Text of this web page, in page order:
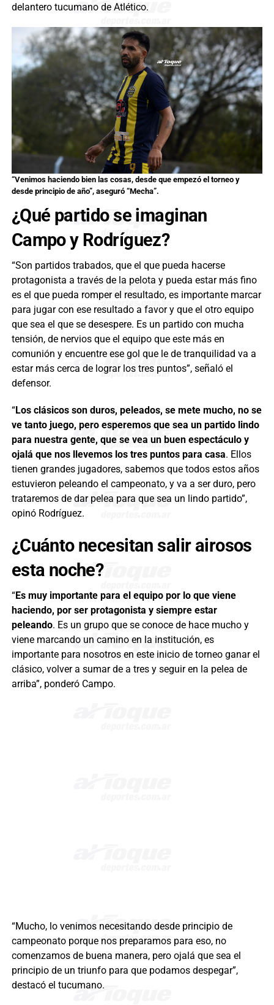
delantero tucumano de Atlético.
“Venimos haciendo bien las cosas, desde que empezó el torneo y
desde principio de año”, aseguró “Mecha”.
¿Qué partido se imaginan
Campo y Rodríguez?
“Son partidos trabados, que el que pueda hacerse
protagonista a través de la pelota y pueda estar más fino
es el que pueda romper el resultado, es importante marcar
para jugar con ese resultado a favor y que el otro equipo
que sea el que se desespere. Es un partido con mucha
tensión, de nervios que el equipo que este más en
comunión y encuentre ese gol que le de tranquilidad va a
estar más cerca de lograr los tres puntos”, señaló el
defensor.
“Los clásicos son duros, peleados, se mete mucho, no se
ve tanto juego, pero esperemos que sea un partido lindo
para nuestra gente, que se vea un buen espectáculo y
ojalá que nos llevemos los tres puntos para casa. Ellos
tienen grandes jugadores, sabemos que todos estos años
estuvieron peleando el campeonato, y va a ser duro, pero
trataremos de dar pelea para que sea un lindo partido”,
opinó Rodríguez.
¿Cuánto necesitan salir airosos
esta noche?
“Es muy importante para el equipo por lo que viene
haciendo, por ser protagonista y siempre estar
peleando. Es un grupo que se conoce de hace mucho y
viene marcando un camino en la institución, es
importante para nosotros en este inicio de torneo ganar el
clásico, volver a sumar de a tres y seguir en la pelea de
arriba”, ponderó Campo.
“Mucho, lo venimos necesitando desde principio de
campeonato porque nos preparamos para eso, no
comenzamos de buena manera, pero ojalá que sea el
principio de un triunfo para que podamos despegar”,
destacó el tucumano.